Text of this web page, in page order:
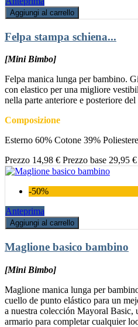
Aggiungi al carrello
Felpa stampa schiena...
[Mini Bimbo]
Felpa manica lunga per bambino.
con elastico per una migliore
nella parte anteriore e posteriore del
Composizione
Esterno 60% Cotone 39%
Prezzo 14,98 € Prezzo base 29,95 €
-50%
Anteprima
Aggiungi al carrello
Maglione basico bambino
[Mini Bimbo]
Maglione manica lunga per
cuello de punto elástico para un
a nuestra colección Mayoral Basic,
armario para completar cualquier